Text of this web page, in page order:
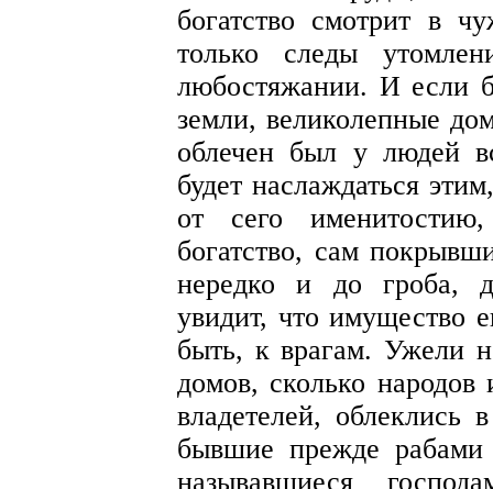
богатство смотрит в
только следы
любостяжании. И если
земли, великолепные
облечен был у людей
будет наслаждаться
от сего
богатство, сам
нередко и до гроба,
увидит, что имущество
быть, к врагам. Ужели
домов, сколько
владетелей, облеклись
бывшие прежде
называвшиеся